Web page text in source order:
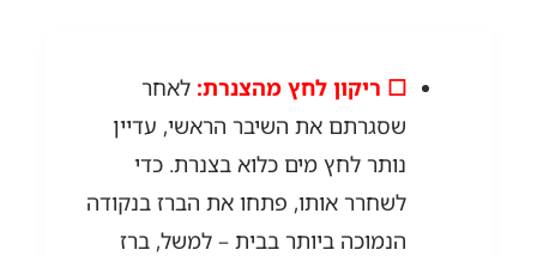
☐ ריקון לחץ מהצנרת: לאחר
שסגרתם את השיבר הראשי, עדיין
נותר לחץ מים כלוא בצנרת. כדי
לשחרר אותו, פתחו את הברז בנקודה
הנמוכה ביותר בבית – למשל, ברז